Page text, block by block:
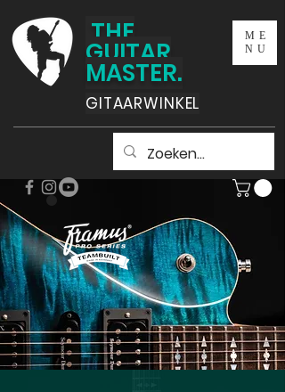
THE
GUITAR
MASTER.
GITAARWINKEL
ME
NU